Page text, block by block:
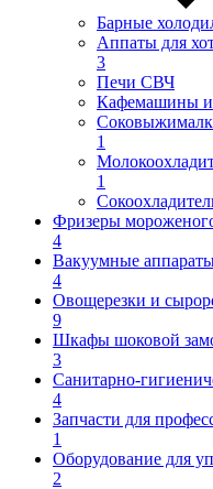
Барные
Аппаты для
3
Печи СВЧ
Кафемашины и
1
1
Фризеры
4
Вакуумные
4
Овощерезки и
9
Шкафы шоковой
3
Санитарно-
4
Запчасти для
1
Оборудование для
2